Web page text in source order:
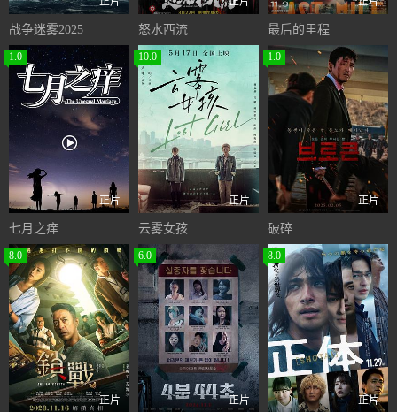
战争迷雾2025 怒水西流 最后的里程
1.0
正片
七月之痒
10.0
正片
云雾女孩
1.0
正片
破碎
8.0
正片
6.0
正片
8.0
正片